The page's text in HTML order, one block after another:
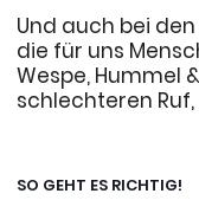
Und auch bei
die für uns
Wespe, Hummel
schlechteren
SO GEHT ES RICHTIG!